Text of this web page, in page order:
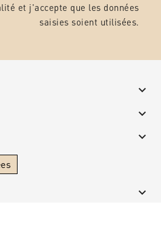
et j'accepte que les données
saisies soient utilisées.



